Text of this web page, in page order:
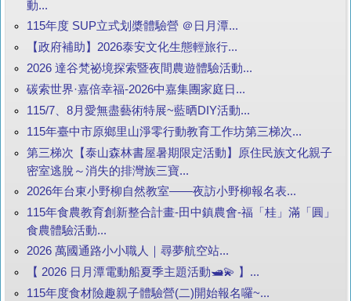
動...
115年度 SUP立式划槳體驗營 ＠日月潭...
【政府補助】2026泰安文化生態輕旅行...
2026 達谷梵祕境探索暨夜間農遊體驗活動...
碳索世界·嘉倍幸福-2026中嘉集團家庭日...
115/7、8月愛無盡藝術特展~藍晒DIY活動...
115年臺中市原鄉里山淨零行動教育工作坊第三梯次...
第三梯次【泰山森林書屋暑期限定活動】原住民族文化親子
密室逃脫～消失的排灣族三寶...
2026年台東小野柳自然教室——夜訪小野柳報名表...
115年食農教育創新整合計畫-田中鎮農會-福「桂」滿「圓」
食農體驗活動...
2026 萬國通路小小職人｜尋夢航空站...
【 2026 日月潭電動船夏季主題活動🛥️💫 】...
115年度食材險趣親子體驗營(二)開始報名囉~...